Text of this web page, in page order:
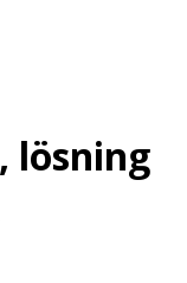
lösning